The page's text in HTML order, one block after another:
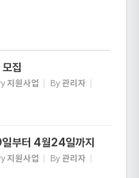
집
지원사업 By관리자
부터 4월24일까지
지원사업 By관리자